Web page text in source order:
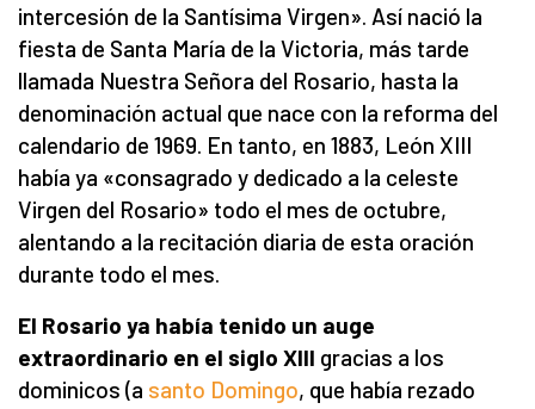
intercesión de la Santísima Virgen». Así nació la
fiesta de Santa María de la Victoria, más tarde
llamada Nuestra Señora del Rosario, hasta la
denominación actual que nace con la reforma del
calendario de 1969. En tanto, en 1883, León XIII
había ya «consagrado y dedicado a la celeste
Virgen del Rosario» todo el mes de octubre,
alentando a la recitación diaria de esta oración
durante todo el mes.
El Rosario ya había tenido un auge
extraordinario en el siglo XIII gracias a los
dominicos (a santo Domingo, que había rezado